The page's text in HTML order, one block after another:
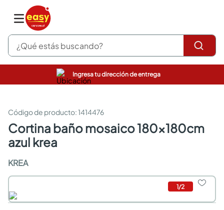
¿Qué estás buscando?
Ingresa tu dirección de entrega
:1414476
cortina baño mosaico 180x180cm
azul krea
KREA
1/2
pinturas
sanitarios
comedor
escritorio
armarios closet
comedores